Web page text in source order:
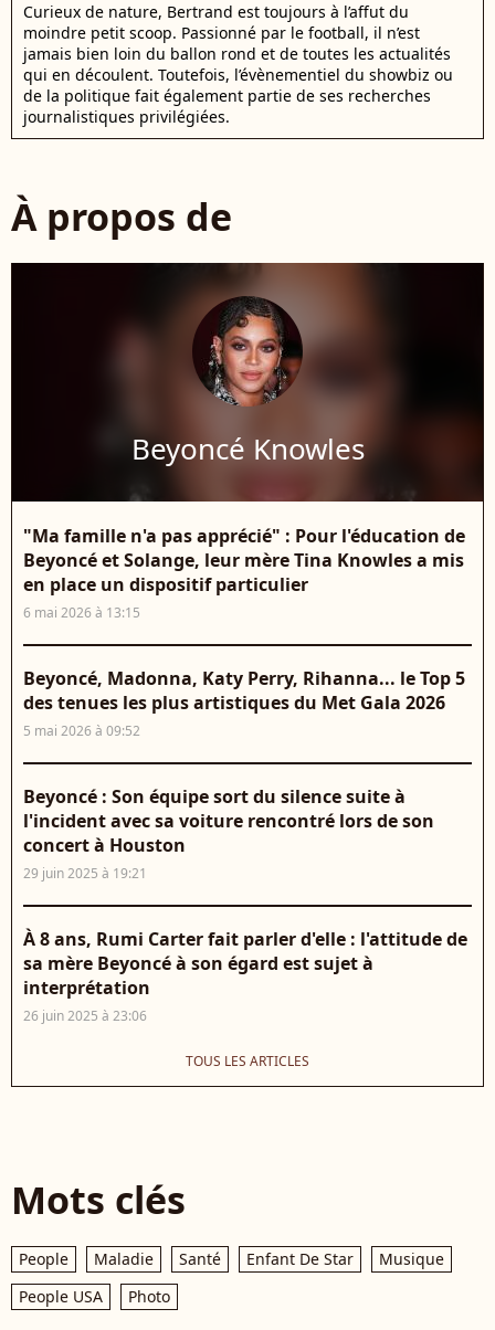
Curieux de nature, Bertrand est toujours à l’affut du
moindre petit scoop. Passionné par le football, il n’est
jamais bien loin du ballon rond et de toutes les actualités
qui en découlent. Toutefois, l’évènementiel du showbiz ou
de la politique fait également partie de ses recherches
journalistiques privilégiées.
À propos de
Beyoncé Knowles
"Ma famille n'a pas apprécié" : Pour l'éducation de
Beyoncé et Solange, leur mère Tina Knowles a mis
en place un dispositif particulier
6 mai 2026 à 13:15
Beyoncé, Madonna, Katy Perry, Rihanna... le Top 5
des tenues les plus artistiques du Met Gala 2026
5 mai 2026 à 09:52
Beyoncé : Son équipe sort du silence suite à
l'incident avec sa voiture rencontré lors de son
concert à Houston
29 juin 2025 à 19:21
À 8 ans, Rumi Carter fait parler d'elle : l'attitude de
sa mère Beyoncé à son égard est sujet à
interprétation
26 juin 2025 à 23:06
TOUS LES ARTICLES
Mots clés
People Maladie Santé Enfant De Star
Musique
People USA
Photo